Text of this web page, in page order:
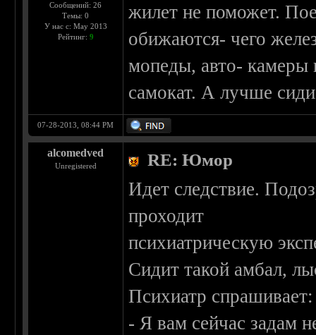
Сообщений: 26
Темы: 0
У нас с: May 2013
Рейтинг: 9
жилет не поможет.
обижаются- чего
мопеды, авто-
самокат. А лучше
07-28-2013, 08:44 PM
alcomedved
Unregistered RE: Юмор
Идет следствие.
проходит
психиатрическую
Сидит такой амбал,
Психиатр спрашивает:
- Я вам сейчас задам